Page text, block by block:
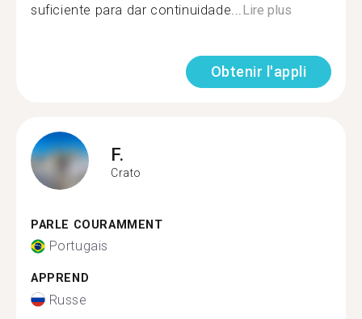
suficiente para dar continuidade... Lire plus
Obtenir l'appli
F.
Crato
PARLE COURAMMENT
Portugais
APPREND
Russe